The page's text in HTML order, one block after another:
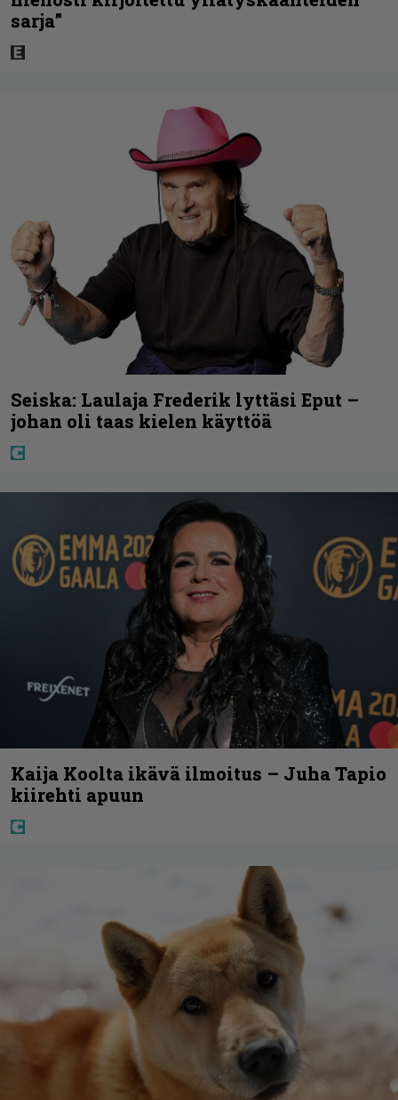
sarja”
Seiska: Laulaja Frederik lyttäsi Eput –
johan oli taas kielen käyttöä
Kaija Koolta ikävä ilmoitus – Juha Tapio
kiirehti apuun